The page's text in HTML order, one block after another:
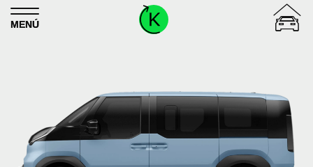
Skip to content
MENÚ